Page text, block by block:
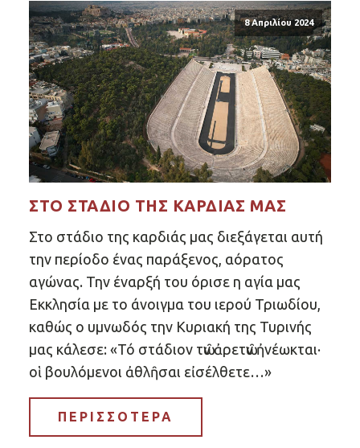
8 Απριλίου 2024
ΣΤΟ ΣΤΆΔΙΟ ΤΗΣ ΚΑΡΔΙΆΣ ΜΑΣ
Στο στάδιο της καρδιάς μας διεξάγεται αυτή
την περίοδο ένας παράξενος, αόρατος
αγώνας. Την έναρξή του όρισε η αγία μας
Εκκλησία με το άνοιγμα του ιερού Τριωδίου,
καθώς ο υμνωδός την Κυριακή της Τυρινής
μας κάλεσε: «Τό στάδιον τῶν ἀρετῶν ἠνέωκται·
οἱ βουλόμενοι ἀθλῆσαι εἰσέλθετε…»
ΠΕΡΙΣΣΟΤΕΡΑ